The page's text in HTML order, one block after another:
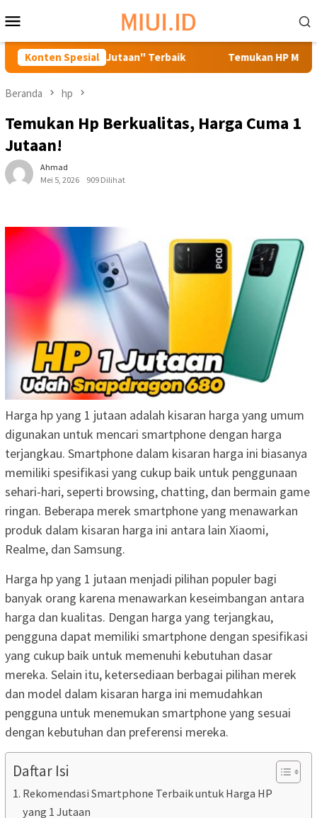
ke
kontenMobile
Konten Spesial
1 Jutaan" Terbaik Temukan HP Murah
Beranda hp
Temukan Hp Berkualitas, Harga Cuma 1
Jutaan!
Ahmad
Mei 5, 2026
909 Dilihat
Harga hp yang 1 jutaan adalah kisaran harga yang umum
digunakan untuk mencari smartphone dengan harga
terjangkau. Smartphone dalam kisaran harga ini biasanya
memiliki spesifikasi yang cukup baik untuk penggunaan
sehari-hari, seperti browsing, chatting, dan bermain game
ringan. Beberapa merek smartphone yang menawarkan
produk dalam kisaran harga ini antara lain Xiaomi,
Realme, dan Samsung.
Harga hp yang 1 jutaan menjadi pilihan populer bagi
banyak orang karena menawarkan keseimbangan antara
harga dan kualitas. Dengan harga yang terjangkau,
pengguna dapat memiliki smartphone dengan spesifikasi
yang cukup baik untuk memenuhi kebutuhan dasar
mereka. Selain itu, ketersediaan berbagai pilihan merek
dan model dalam kisaran harga ini memudahkan
pengguna untuk menemukan smartphone yang sesuai
dengan kebutuhan dan preferensi mereka.
Daftar Isi
Rekomendasi Smartphone Terbaik untuk Harga HP
yang 1 Jutaan